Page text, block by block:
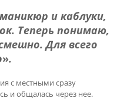
и каблуки,
Теперь понимаю,
Для всего
».
с местными сразу
и общалась через нее.